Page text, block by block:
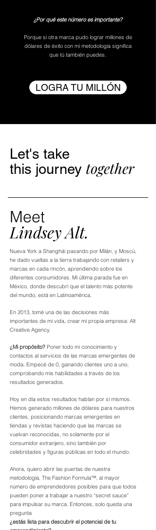
¿Por qué este número es importante?
Porque si otra marca pudo lograr millones de
dólares de éxito con mi metodología significa
que tú también puedes.
LOGRA TU MILLÓN
Let's take
this journey together
Meet
Lindsey Alt.
Nueva York a Shanghái pasando por Milán, y Moscú,
he dado vueltas a la tierra trabajando con retailers y
marcas en cada rincón, aprendiendo sobre los
diferentes consumidores. Mi última parada fue en
México, donde descubrí que el talento más potente
del mundo, está en Latinoamérica.
En 2013, tomé una de las decisiones más
importantes de mi vida, crear mi propia empresa: Alt
Creative Agency.
¿Mi propósito? Poner todo mi conocimiento y
contactos al servicios de las marcas emergentes de
moda. Empecé de 0, ganando clientes uno a uno,
comprobando mis habilidades a través de los
resultados generados.
Hoy en día estos resultados hablan por sí mismos.
Hemos generado millones de dólares para nuestros
clientes, posicionando marcas emergentes en
tiendas y revistas haciendo que las marcas se
vuelvan reconocidas, no solamente por el
consumidor extranjero, sino también por
celebridades y figuras públicas en todo el mundo.
Ahora, quiero abrir las puertas de nuestra
metodología, The Fashion Formula™, al mayor
número de emprendedores posibles para que todos
pueden poner a trabajar a nuestro “secret sauce”
para impulsar su marca. Entonces, solo queda una
pregunta
¿estás lista para descubrir el potencial de tu